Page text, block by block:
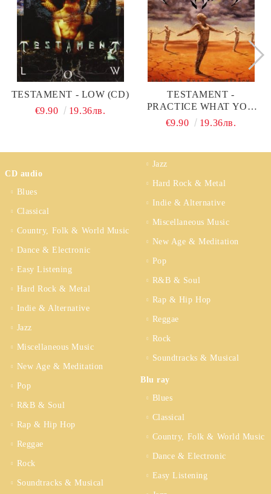
TESTAMENT - LOW (CD)
€9.90
19.36лв.
TESTAMENT -
PRACTICE WHAT YOU
PREACH (CD)
€9.90 19.36лв.
CD audio
Blues
Classical
Country, Folk & World Music
Dance & Electronic
Easy Listening
Hard Rock & Metal
Indie & Alternative
Jazz
Miscellaneous Music
New Age & Meditation
Pop
R&B & Soul
Rap & Hip Hop
Reggae
Rock
Soundtracks & Musical
Jazz
Hard Rock & Metal
Indie & Alternative
Miscellaneous Music
New Age & Meditation
Pop
R&B & Soul
Rap & Hip Hop
Reggae
Rock
Soundtracks & Musical
Blu ray
Blues
Classical
Country, Folk & World Music
Dance & Electronic
Easy Listening